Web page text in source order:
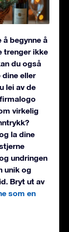
begynne å
trenger ikke
du også
dine eller
lei av de
virkelig
la dine
undringen
unik og
Bryt ut av
som en